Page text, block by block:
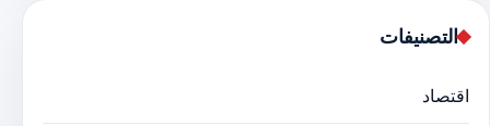
التصنيفات
اقتصاد